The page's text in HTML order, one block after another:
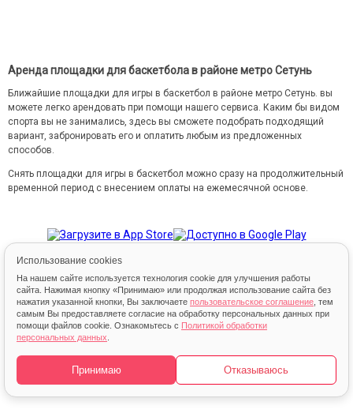
Использование cookies
На нашем сайте используется технология cookie для улучшения работы
сайта. Нажимая кнопку «Принимаю» или продолжая использование сайта без
нажатия указанной кнопки, Вы заключаете пользовательское соглашение , тем
самым Вы предоставляете согласие на обработку персональных данных при
помощи файлов cookie. Ознакомьтесь с Политикой обработки
персональных данных
Принимаю Отказываюсь
Аренда площадки для баскетбола в районе метро Сетунь
Ближайшие площадки для игры в баскетбол в районе метро Сетунь. вы
можете легко арендовать при помощи нашего сервиса. Каким бы видом
спорта вы не занимались, здесь вы сможете подобрать подходящий
вариант, забронировать его и оплатить любым из предложенных
способов.
Снять площадки для игры в баскетбол можно сразу на продолжительный
временной период с внесением оплаты на ежемесячной основе.
© 2013 – 2026 FindSport.ru